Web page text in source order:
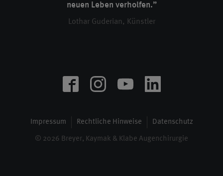
neuen Leben verholfen.”
Lothar Guderian, Künstler
Impressum Rechtliche Hinweise Datenschutz
© 2026 Breyer, Kaymak & Klabe Augenchirurgie